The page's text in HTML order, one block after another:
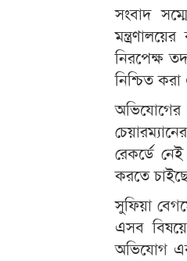
সংবাদ
নিরপেক্ষ
নিশ্চিত
রেকর্ডে
করতে
সুফিয়া
এসব
অভিযোগ